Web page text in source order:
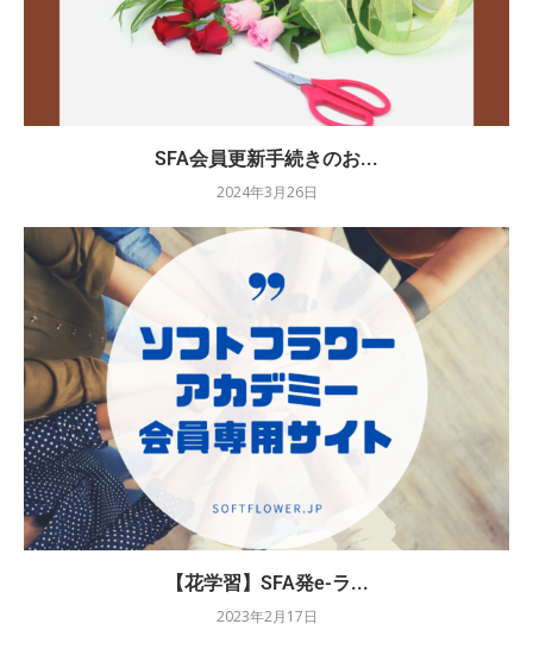
SFA会員更新手続きのお...
2024年3月26日
【花学習】SFA発e-ラ...
2023年2月17日